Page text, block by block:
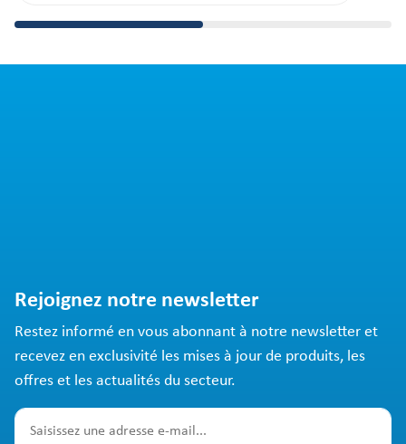
Rejoignez notre newsletter
Restez informé en vous abonnant à notre newsletter et
recevez en exclusivité les mises à jour de produits, les
offres et les actualités du secteur.